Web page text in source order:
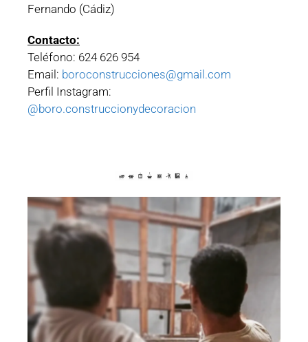
Fernando (Cádiz)
Contacto:
Teléfono: 624 626 954
Email: boroconstrucciones@gmail.com
Perfil Instagram:
@boro.construccionydecoracion